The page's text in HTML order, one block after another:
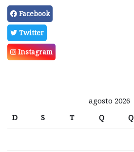
Facebook
Twitter
Instagram
agosto 2026
D
S T Q Q